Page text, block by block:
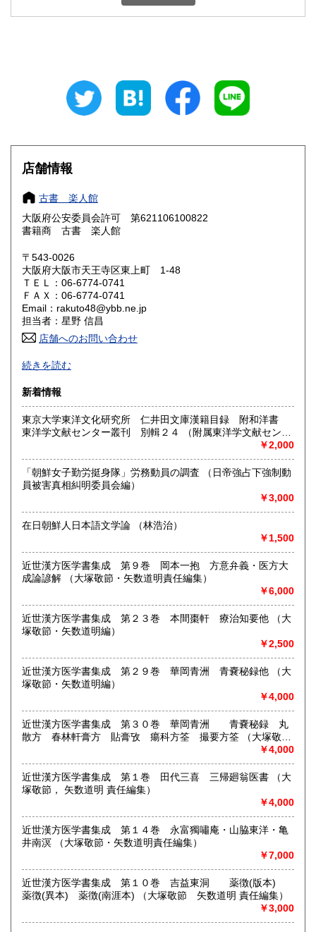
600円 三重県
大阪府
奈良県
鳥取県 600円 島根県
岡山県
山口県 600円
香川県 600円
高知県 600円
佐賀県
熊本県 600円 大分県 600円
宮崎県 600円 鹿児島県 600円
沖縄県 1,500円
店舗情報
古書 楽人館
大阪府公安委員会許可 第621106100822
書籍商 古書 楽人館
〒543-0026
大阪府大阪市天王寺区東上町 1-48
ＴＥＬ：06-6774-0741
ＦＡＸ：06-6774-0741
Email：rakuto48@ybb.ne.jp
担当者：星野 信昌
店舗へのお問い合わせ
朝鮮・中国の戦前資料を中心に学術書から一般書まで多数
漢方・鍼灸書,易学、囲碁・将棋本、美術書も多数陳列
沿線名：JR/近鉄/地下鉄
最寄駅：鶴橋駅(南へ3分) JRガード下
営業時間：PM1〜PM7 【年末年始休業期間】 2025年12
月30日(火)～ 2026年1月4日(日) 【営業再開日】 2026年1月5
日(月)より、通常営業いたします。 休業期間中も、「日本の
古本屋」他メールでのご注文は受け付けております。
定休日：定休日 毎週水曜日休みます。
買取大歓迎
取り扱い分野
哲学宗教、歴史、社会科学、美術工芸、古典籍、近代文献、
趣味、サブカルチャー、古書一般（その他）
続きを読む
新着情報
東京大学東洋文化研究所 仁井田文庫漢籍目録 附和洋書
東洋学文献センター叢刊 別輯２４ （附属東洋学文献センタ
￥2,000
「朝鮮女子勤労挺身隊」労務動員の調査 （日帝強占下強制動
員被害真相糾明委員会編）
￥3,000
在日朝鮮人日本語文学論 （林浩治）
￥1,500
近世漢方医学書集成 第９巻 岡本一抱 方意弁義・医方大
成論諺解 （大塚敬節・矢数道明責任編集）
￥6,000
近世漢方医学書集成 第２３巻 本間棗軒 療治知要他 （大
塚敬節・矢数道明編）
￥2,500
近世漢方医学書集成 第２９巻 華岡青洲 青嚢秘録他 （大
塚敬節・矢数道明編）
￥4,000
近世漢方医学書集成 第３０巻 華岡青洲 青嚢秘録 丸
散方 春林軒膏方 貼膏攷 瘍科方筌 撮要方筌 （大塚敬
￥4,000
近世漢方医学書集成 第１巻 田代三喜 三帰廻翁医書 （大
塚敬節， 矢数道明 責任編集）
￥4,000
近世漢方医学書集成 第１４巻 永富獨嘯庵・山脇東洋・亀
井南溟 （大塚敬節・矢数道明責任編集）
￥7,000
近世漢方医学書集成 第１０巻 吉益東洞 薬徴(版本)
薬徴(異本) 薬徴(南涯本) （大塚敬節 矢数道明 責任編集）
￥3,000